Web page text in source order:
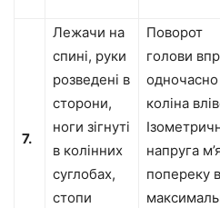
7.
Лежачи на
спині, руки
розведені в
сторони,
ноги зігнуті
в колінних
суглобах,
стопи
Поворот
голови
одночасно
коліна
напруга
попереку